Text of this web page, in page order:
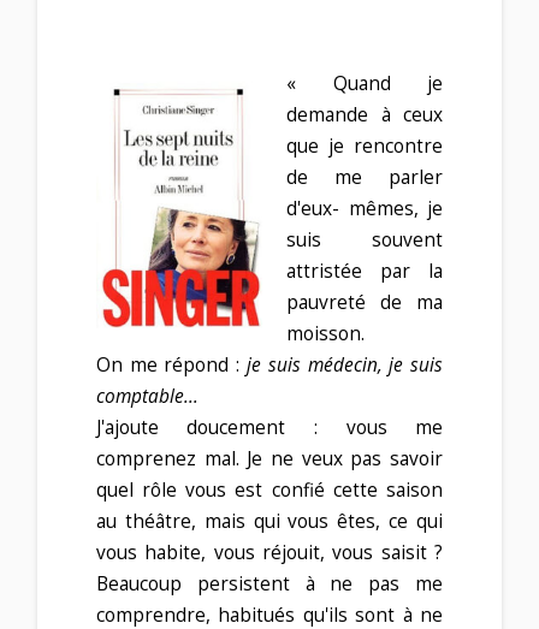
« Quand je
demande à ceux
que je rencontre
de me parler
d'eux- mêmes, je
suis souvent
attristée par la
pauvreté de ma
moisson.
On me répond : je suis médecin, je suis
comptable...
J'ajoute doucement : vous me
comprenez mal. Je ne veux pas savoir
quel rôle vous est confié cette saison
au théâtre, mais qui vous êtes, ce qui
vous habite, vous réjouit, vous saisit ?
Beaucoup persistent à ne pas me
comprendre, habitués qu'ils sont à ne